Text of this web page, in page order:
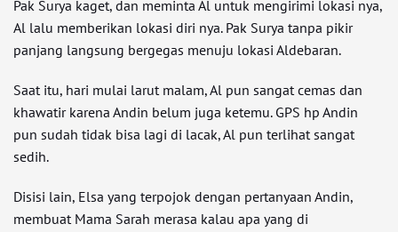
Pak Surya kaget, dan meminta Al untuk mengirimi lokasi nya,
Al lalu memberikan lokasi diri nya. Pak Surya tanpa pikir
panjang langsung bergegas menuju lokasi Aldebaran.
Saat itu, hari mulai larut malam, Al pun sangat cemas dan
khawatir karena Andin belum juga ketemu. GPS hp Andin
pun sudah tidak bisa lagi di lacak, Al pun terlihat sangat
sedih.
Disisi lain, Elsa yang terpojok dengan pertanyaan Andin,
membuat Mama Sarah merasa kalau apa yang di